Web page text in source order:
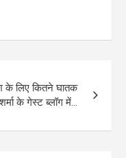
के लिए कितने घातक
के गेस्ट ब्लॉग में…